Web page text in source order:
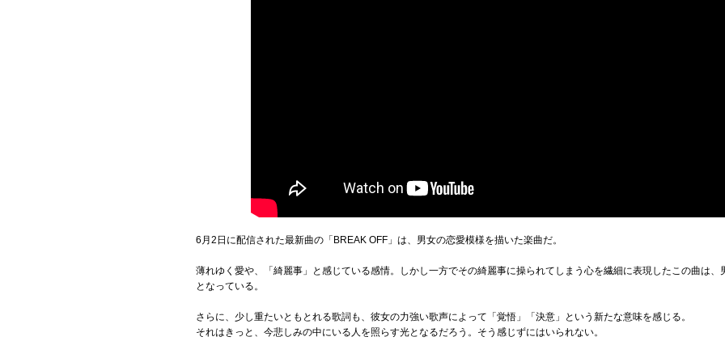
6月2日に配信された最新曲の「BREAK OFF」は、男女の恋愛模様を描いた楽曲だ。
薄れゆく愛や、「綺麗事」と感じている感情。しかし一方でその綺麗事に操られてしまう心を繊細に表現したこの曲は
となっている。
さらに、少し重たいともとれる歌詞も、彼女の力強い歌声によって「覚悟」「決意」という新たな意味を感じる。
それはきっと、今悲しみの中にいる人を照らす光となるだろう。そう感じずにはいられない。